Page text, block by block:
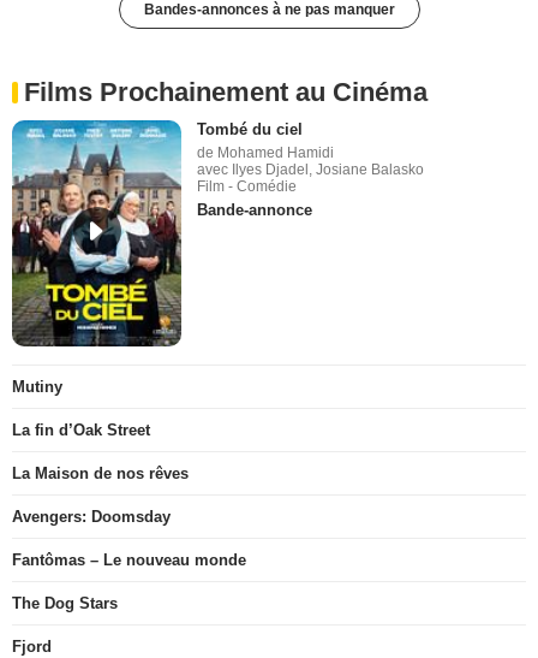
Bandes-annonces à ne pas manquer
Films Prochainement au Cinéma
Tombé du ciel
de Mohamed Hamidi
avec Ilyes Djadel, Josiane Balasko
Film - Comédie
Bande-annonce
Mutiny
La fin d’Oak Street
La Maison de nos rêves
Avengers: Doomsday
Fantômas – Le nouveau monde
The Dog Stars
Fjord